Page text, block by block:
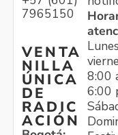
7965150
VENTA
NILLA
ÚNICA
DE
RADIC
ACIÓN
8:00
6:00